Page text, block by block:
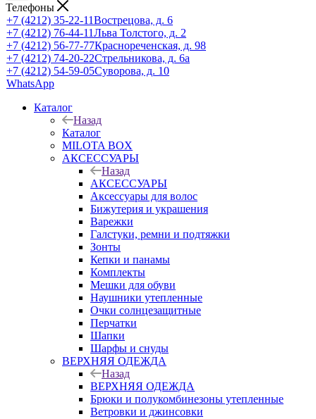
Телефоны
+7 (4212) 35-22-11Вострецова, д. 6
+7 (4212) 76-44-11Льва Толстого, д. 2
+7 (4212) 56-77-77Краснореченская, д. 98
+7 (4212) 74-20-22Стрельникова, д. 6а
+7 (4212) 54-59-05Суворова, д. 10
WhatsApp
Каталог
Назад
Каталог
MILOTA BOX
АКСЕССУАРЫ
Назад
АКСЕССУАРЫ
Аксессуары для волос
Бижутерия и украшения
Варежки
Галстуки, ремни и подтяжки
Зонты
Кепки и панамы
Комплекты
Мешки для обуви
Наушники утепленные
Очки солнцезащитные
Перчатки
Шапки
Шарфы и снуды
ВЕРХНЯЯ ОДЕЖДА
Назад
ВЕРХНЯЯ ОДЕЖДА
Брюки и полукомбинезоны утепленные
Ветровки и джинсовки